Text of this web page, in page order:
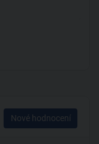
Nové hodnocení